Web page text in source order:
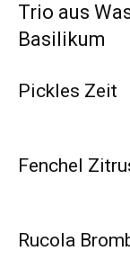
Trio aus
Basilikum
Pickles Zeit
Fenchel
Rucola